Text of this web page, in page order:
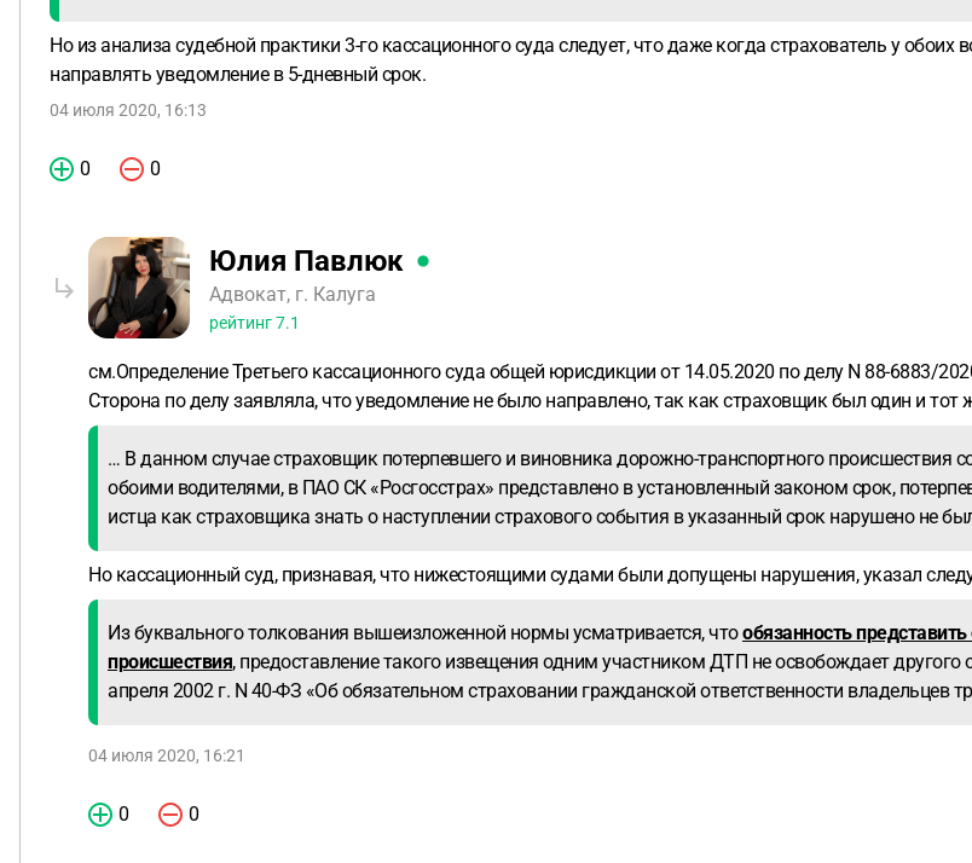
Но из анализа судебной практики 3-го кассационного суда следует, что даже когда страхователь у
направлять уведомление в 5-дневный срок.
04 июля 2020, 16:13
0 0
Юлия Павлюк
Адвокат, г. Калуга
рейтинг7.1
см.Определение Третьего кассационного суда общей юрисдикции от 14.05.2020 по делу N 88-6883/
Сторона по делу заявляла, что уведомление не было направлено, так как страховщик был один и тот
… В данном случае страховщик потерпевшего и виновника дорожно-транспортного
обоими водителями, в ПАО СК «Росгосстрах» представлено в установленный законом срок,
истца как страховщика знать о наступлении страхового события в указанный срок нарушено не
Но кассационный суд, признавая, что нижестоящими судами были допущены нарушения, указал
Из буквального толкования вышеизложенной нормы усматривается, чтообязанность
происшествия, предоставление такого извещения одним участником ДТП не освобождает
апреля 2002 г. N 40-ФЗ «Об обязательном страховании гражданской ответственности владельцев
04 июля 2020, 16:21
0 0